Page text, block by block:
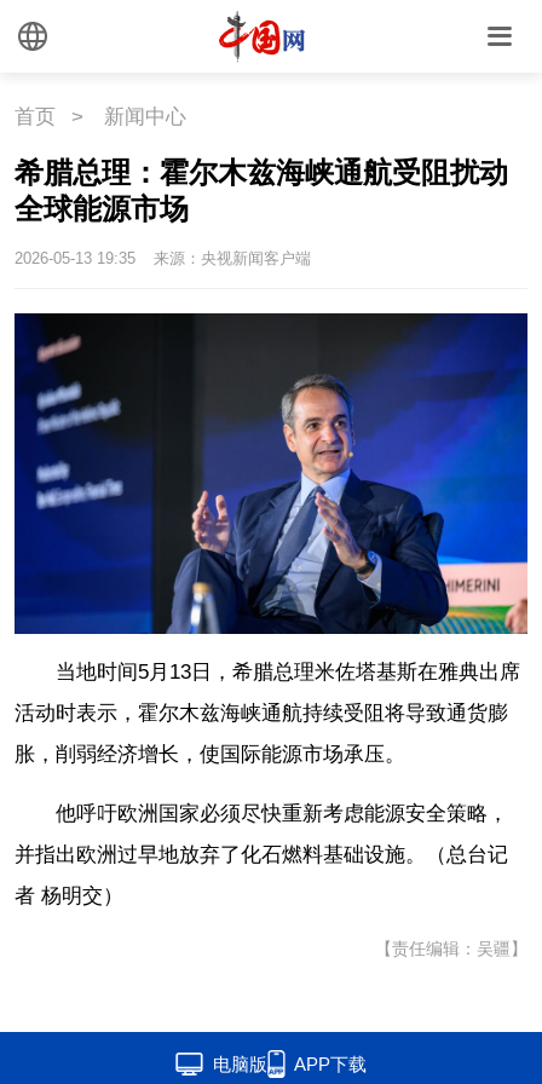
文创
时尚
悦读 民藏 中医
中国瓷
国情 助残 一带一路
草原 湾区
心理 老年
首页 > 新闻中心
希腊总理：霍尔木兹海峡通航受阻扰动
全球能源市场
2026-05-13 19:35 来源：央视新闻客户端
当地时间5月13日，希腊总理米佐塔基斯在雅典出席
活动时表示，霍尔木兹海峡通航持续受阻将导致通货膨
胀，削弱经济增长，使国际能源市场承压。
他呼吁欧洲国家必须尽快重新考虑能源安全策略，
并指出欧洲过早地放弃了化石燃料基础设施。（总台记
者 杨明交）
【责任编辑：吴疆】
电脑版 APP下载